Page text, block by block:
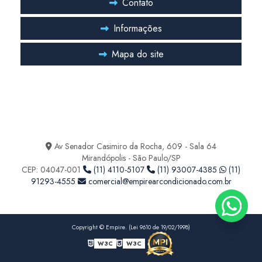
Projeto de ar condicionado industrial
Projeto ar condicionado valor
Projeto climatização laboratório
Serviço de climatização laboratório
Serviço de higienização de ar condicionado
Serviço de manutenção preventiva de ar condicionado
Serviço de pmoc para ar condicionado
Informações
Mapa do site
Av Senador Casimiro da Rocha, 609 - Sala 64
Mirandópolis - São Paulo/SP
CEP: 04047-001
(11) 4110-5107 (11) 93007-4385
(11)
91293-4555
comercial@empirearcondicionado.com.br
Copyright © Empire. (Lei 9610 de 19/02/1998)
W3C
W3C